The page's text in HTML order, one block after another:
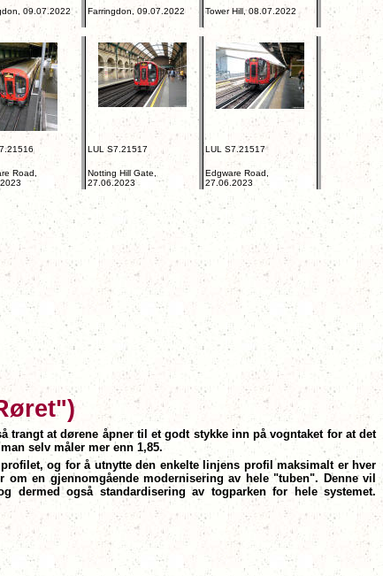
09.07.2022 Farringdon, 09.07.2022 Tower Hill, 08.07.2022
Road,
LUL S7.21517
Notting Hill Gate,
27.06.2023
LUL S7.21517
Edgware Road,
27.06.2023
trangt at dørene åpner til et godt stykke inn på vogntaket for at det
selv måler mer enn 1,85.
og for å utnytte den enkelte linjens profil maksimalt er hver
en gjennomgående modernisering av hele "tuben". Denne vil
også standardisering av togparken for hele systemet.